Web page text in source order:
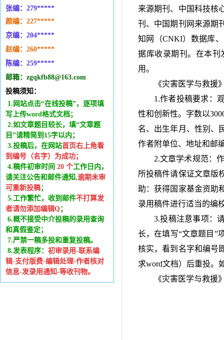
张编：279*****
颜编：227*****
京编：204*****
赵编：260*****
陈编：259*****
邮箱：zgqkfb88@163.com
投稿须知：
1.网站点击“在线投稿”，逐项填
写上传word格式文档；
2.如文章题目较长，填“文章题
目”请精简到15字以内；
3.投稿后，在网站首页右上角看
到编号（名字）为成功；
4.稿件初审时间 20 个工作日内 ，
请关注公告和邮件通知,逾期未审
可重新投稿；
5.工作繁忙，收到邮件不打算发
者请勿添加编辑Q；
6.概不接受中介投稿的录用查询
和真假鉴定；
7.严禁一稿多投和重复投稿。
8.发表程序： 初审录用-联系编
辑-支付版费-编辑处理-作者核对
信息-发录用通知-等收刊物。
来源期刊、中国科技核
刊、中国期刊网来源期
知网（CNKI）数据库
据库收录期刊。在本刊
用。
《灾害医学与救援
1.作者投稿要求：
性和创新性。字数以
名、出生年月、性别、
作者附单位、地址和邮
2.文章学术规范：
所投稿件请保证文章版
助：获得国家基金资助
录用稿件进行适当的编
3.投稿注意事项：
长，在填写“文章题目”
核实，看到名字和编号
求word文档）后重投。
《灾害医学与救援